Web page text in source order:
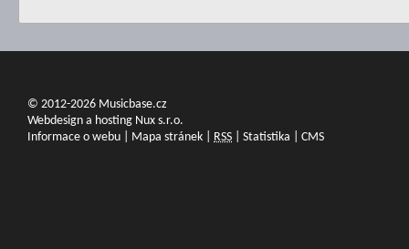
© 2012-2026 Musicbase.cz
Webdesign a hosting Nux s.r.o.
Informace o webu
Mapa stránek RSS Statistika CMS